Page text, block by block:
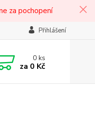
za pochopení
Přihlášení
0ks
za 0 Kč